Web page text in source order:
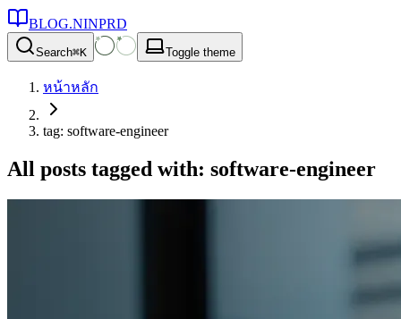
BLOG.NINPRD
Search⌘K Toggle theme
หน้าหลัก
tag: software-engineer
All posts tagged with: software-engineer